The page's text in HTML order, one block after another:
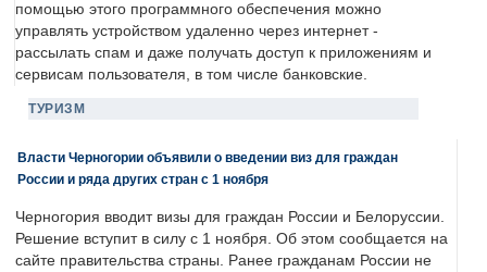
помощью этого программного обеспечения можно
управлять устройством удаленно через интернет -
рассылать спам и даже получать доступ к приложениям и
сервисам пользователя, в том числе банковские.
ТУРИЗМ
Власти Черногории объявили о введении виз для граждан
России и ряда других стран с 1 ноября
Черногория вводит визы для граждан России и Белоруссии.
Решение вступит в силу с 1 ноября. Об этом сообщается на
сайте правительства страны. Ранее гражданам России не